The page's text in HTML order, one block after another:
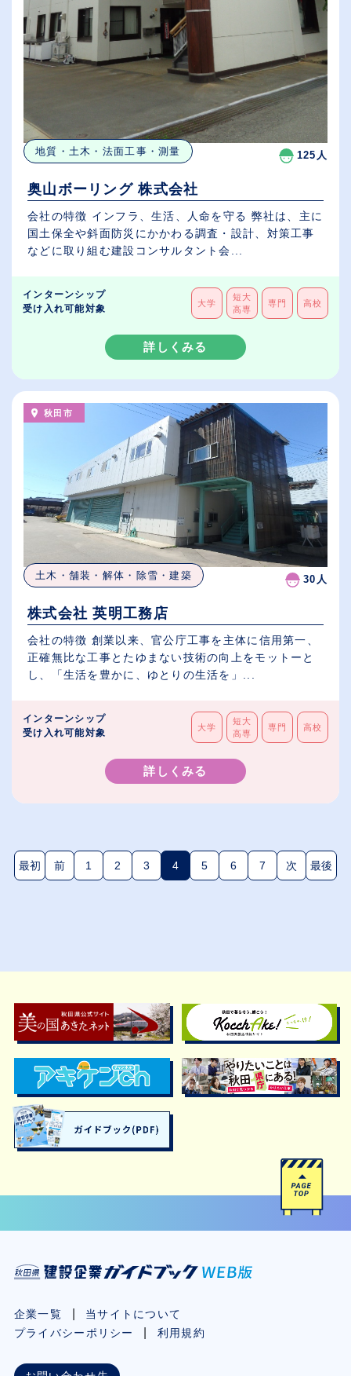
地質・土木・法面工事・測量 125人
奥山ボーリング 株式会社
会社の特徴 インフラ、生活、人命を守る 弊社は、主に
国土保全や斜面防災にかかわる調査・設計、対策工事
などに取り組む建設コンサルタント会...
インターンシップ
受け入れ可能対象
大学
短大
高専
専門 高校
詳しくみる
秋田市
土木・舗装・解体・除雪・建築 30人
株式会社 英明工務店
会社の特徴 創業以来、官公庁工事を主体に信用第一、
正確無比な工事とたゆまない技術の向上をモットーと
し、「生活を豊かに、ゆとりの生活を」...
インターンシップ
受け入れ可能対象
大学
短大
高専
専門 高校
詳しくみる
最初 前 1 2 3 4(現在のページ)
5 6 7 次 最後
企業一覧
当サイトについて
プライバシーポリシー
利用規約